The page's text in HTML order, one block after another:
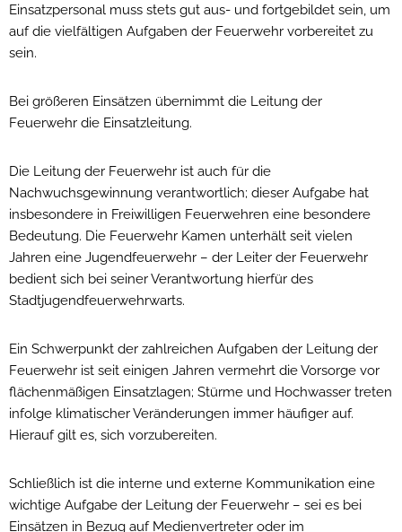
Einsatzpersonal muss stets gut aus- und fortgebildet sein, um
auf die vielfältigen Aufgaben der Feuerwehr vorbereitet zu
sein.
Bei größeren Einsätzen übernimmt die Leitung der
Feuerwehr die Einsatzleitung.
Die Leitung der Feuerwehr ist auch für die
Nachwuchsgewinnung verantwortlich; dieser Aufgabe hat
insbesondere in Freiwilligen Feuerwehren eine besondere
Bedeutung. Die Feuerwehr Kamen unterhält seit vielen
Jahren eine Jugendfeuerwehr – der Leiter der Feuerwehr
bedient sich bei seiner Verantwortung hierfür des
Stadtjugendfeuerwehrwarts.
Ein Schwerpunkt der zahlreichen Aufgaben der Leitung der
Feuerwehr ist seit einigen Jahren vermehrt die Vorsorge vor
flächenmäßigen Einsatzlagen; Stürme und Hochwasser treten
infolge klimatischer Veränderungen immer häufiger auf.
Hierauf gilt es, sich vorzubereiten.
Schließlich ist die interne und externe Kommunikation eine
wichtige Aufgabe der Leitung der Feuerwehr – sei es bei
Einsätzen in Bezug auf Medienvertreter oder im